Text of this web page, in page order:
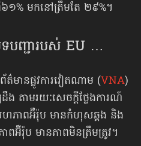
៦១% មកនៅត្រឹមតែ ២៩%។
បញ្ជារបស់ EU …
មានផ្លូវការវៀតណាម (VNA)
ង តាមរយៈសេចក្ដីថ្លែងការណ៍
ភាពអ៊ឺរ៉ុប មានកំហុសឆ្គង និង
ពអ៊ឺរ៉ុប មានភាពមិនត្រឹមត្រូវ។